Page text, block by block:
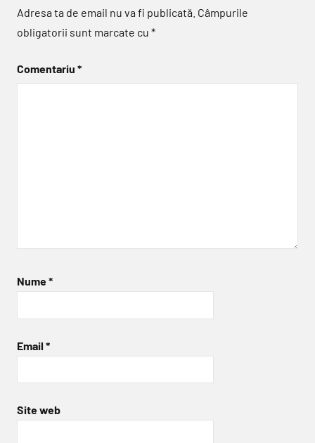
Adresa ta de email nu va fi publicată. Câmpurile
obligatorii sunt marcate cu *
Comentariu *
Nume*
Email *
Site web